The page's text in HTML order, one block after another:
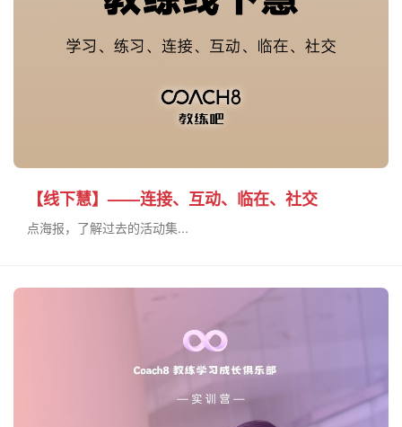
【线下慧】——连接、互动、临在、社交
点海报，了解过去的活动集...